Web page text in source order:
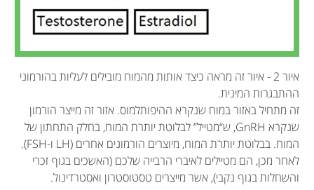
איור 2 - איור זה מראה כיצד אותות מהמוח מובילים לעליות בהורמוני
ההתבגרות המינית.
זה מתחיל באזור במוח שנקרא ההיפותלמוס. אזור זה מייצר הורמון
שנקרא GnRH, ש“מטייל” לבלוטת יותרת המוח, בחלק התחתון של
המוח. בבלוטת יותרת המוח, מיוצרים הורמונים אחרים (LH ו-FSH).
לאחר מכן, הם מטיילים לאיברי הרבייה שלכם (האשכים בגוף זכרי
והשחלות בגוף נקבי), אשר מייצרים טסטוסטרון ואסטרדינול.